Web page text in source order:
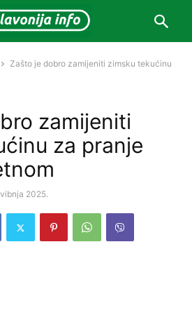
Zašto je dobro zamijeniti zimsku tekućinu
zamijeniti
za pranje
2025.